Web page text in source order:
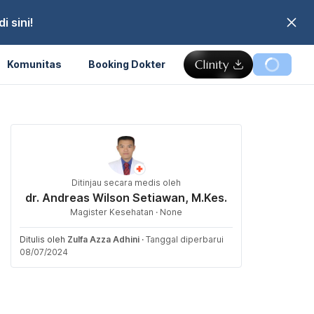
sini!
Komunitas Booking Dokter
Ditinjau secara medis oleh
dr. Andreas Wilson Setiawan, M.Kes.
Magister Kesehatan · None
Ditulis oleh Zulfa Azza Adhini · Tanggal diperbarui
08/07/2024